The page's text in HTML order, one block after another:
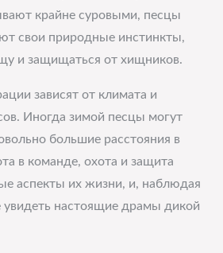
крайне суровыми, песцы
свои природные инстинкты,
и защищаться от хищников.
зависят от климата и
Иногда зимой песцы могут
большие расстояния в
в команде, охота и защита
аспекты их жизни, и, наблюдая
настоящие драмы дикой